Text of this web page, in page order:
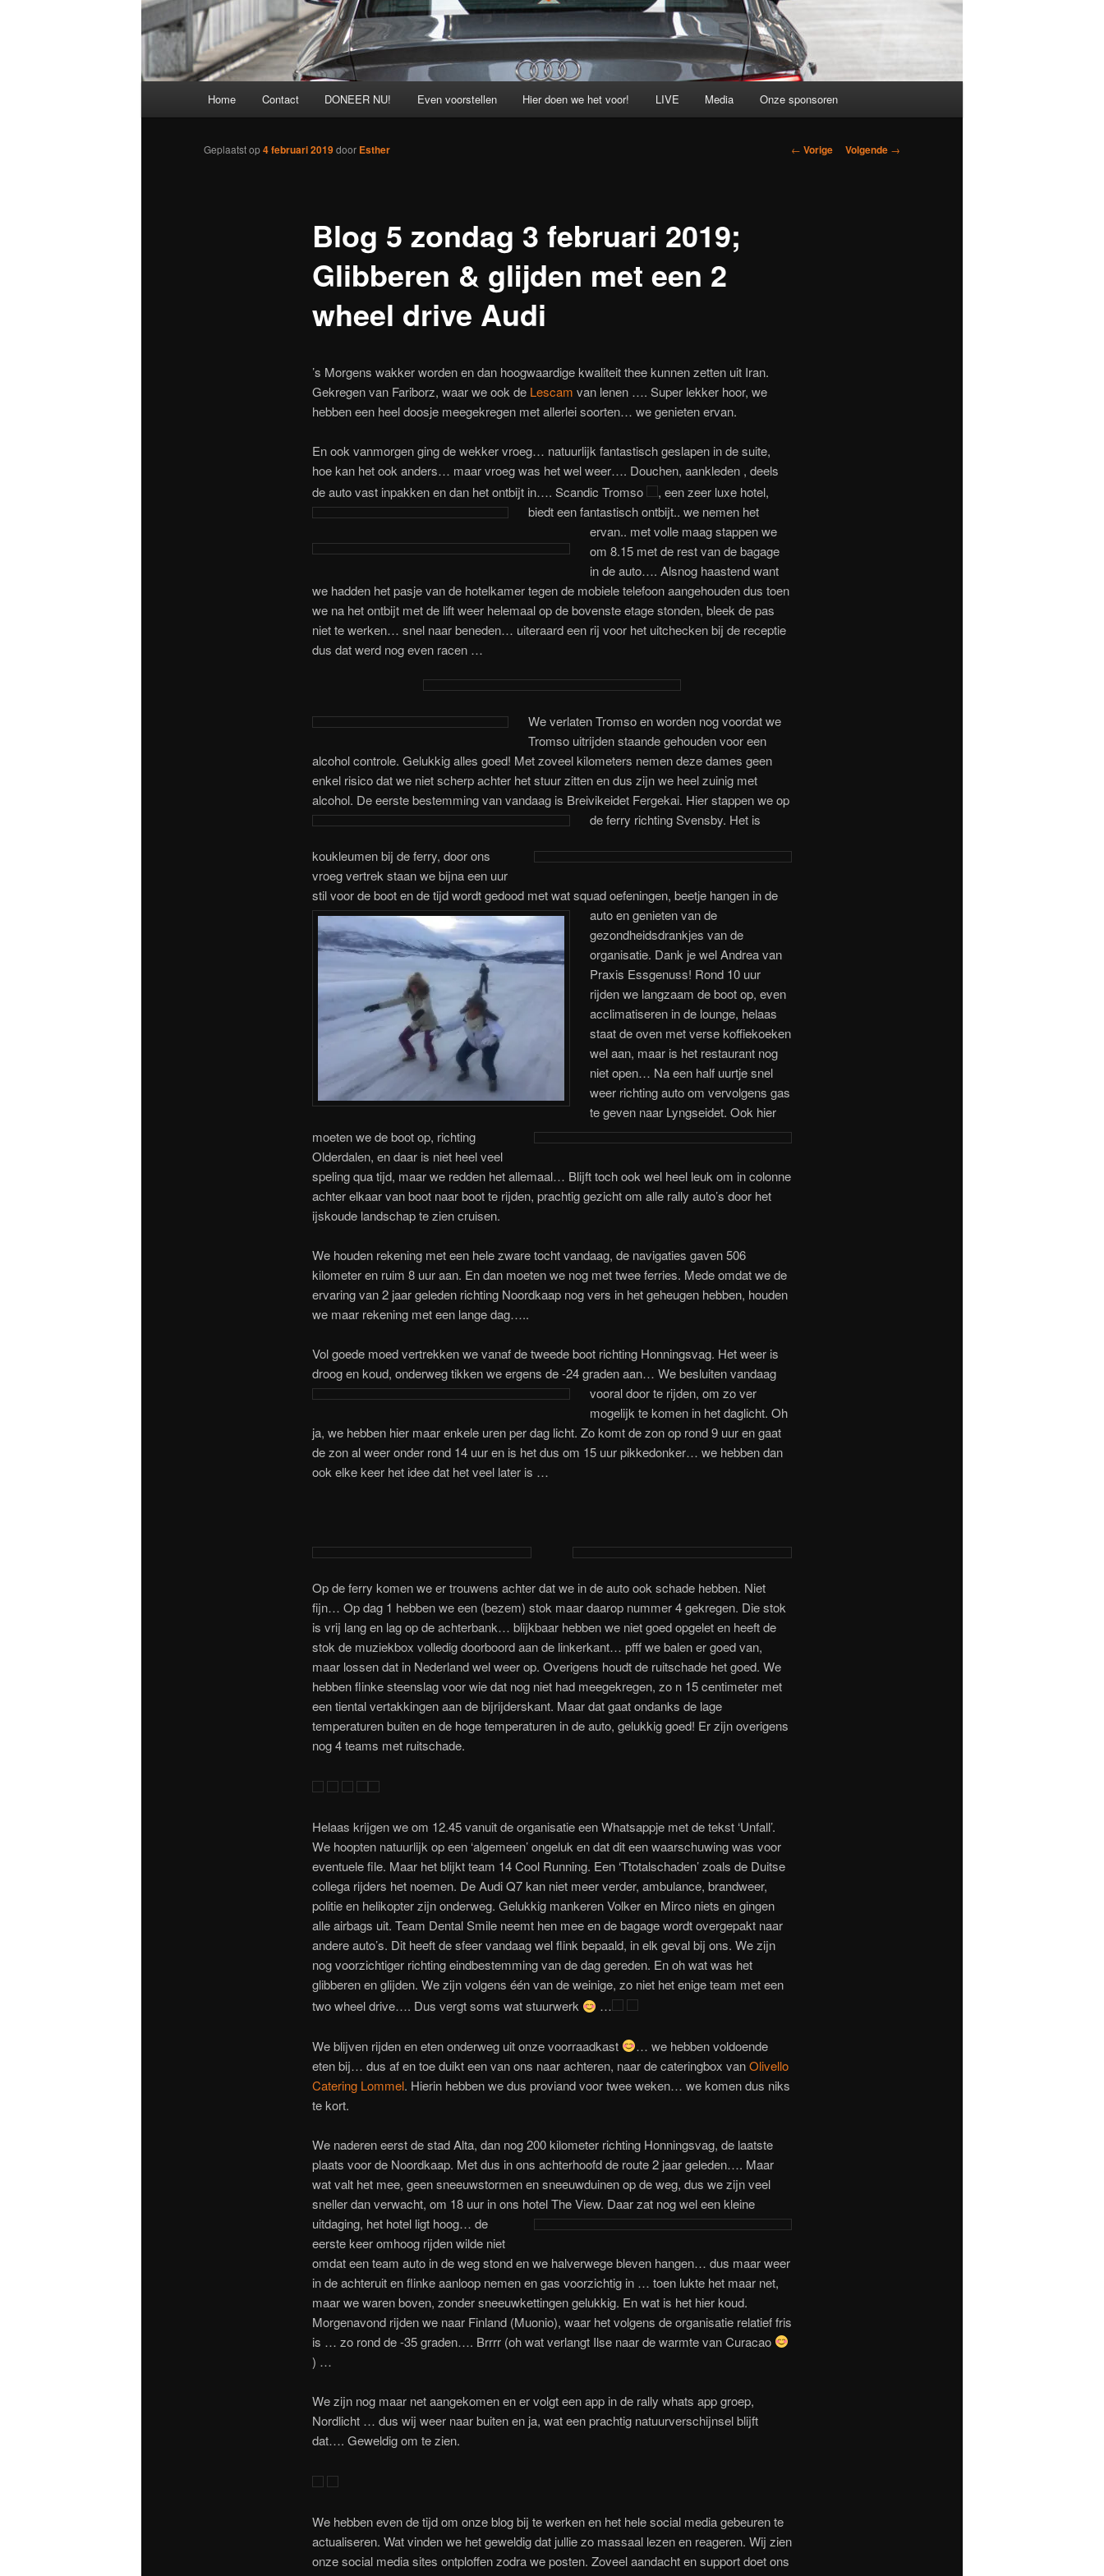
Home Contact DONEER NU! Even voorstellen Hier doen we het voor! LIVE Media Onze sponsoren
Berichtnavigatie
← Vorige Volgende →
Blog 5 zondag 3 februari 2019;
Glibberen & glijden met een 2
wheel drive Audi
Geplaatst op4 februari 2019door Esther
’s Morgens wakker worden en dan hoogwaardige kwaliteit thee kunnen zetten uit Iran.
Gekregen van Fariborz, waar we ook de Lescam van lenen …. Super lekker hoor, we
hebben een heel doosje meegekregen met allerlei soorten… we genieten ervan.
En ook vanmorgen ging de wekker vroeg… natuurlijk fantastisch geslapen in de suite,
hoe kan het ook anders… maar vroeg was het wel weer…. Douchen, aankleden , deels
de auto vast inpakken en dan het ontbijt in…. Scandic Tromso
, een zeer luxe hotel,
biedt een fantastisch ontbijt.. we nemen het
ervan.. met volle maag stappen we
om 8.15 met de rest van de bagage
in de auto…. Alsnog haastend want
we hadden het pasje van de hotelkamer tegen de mobiele telefoon aangehouden dus toen
we na het ontbijt met de lift weer helemaal op de bovenste etage stonden, bleek de pas
niet te werken… snel naar beneden… uiteraard een rij voor het uitchecken bij de receptie
dus dat werd nog even racen …
We verlaten Tromso en worden nog voordat we
Tromso uitrijden staande gehouden voor een
alcohol controle. Gelukkig alles goed! Met zoveel kilometers nemen deze dames geen
enkel risico dat we niet scherp achter het stuur zitten en dus zijn we heel zuinig met
alcohol. De eerste bestemming van vandaag is Breivikeidet Fergekai. Hier stappen we op
de ferry richting Svensby. Het is
koukleumen bij de ferry, door ons
vroeg vertrek staan we bijna een uur
stil voor de boot en de tijd wordt gedood met wat squad oefeningen, beetje hangen in de
auto en genieten van de
gezondheidsdrankjes van de
organisatie. Dank je wel Andrea van
Praxis Essgenuss! Rond 10 uur
rijden we langzaam de boot op, even
acclimatiseren in de lounge, helaas
staat de oven met verse koffiekoeken
wel aan, maar is het restaurant nog
niet open… Na een half uurtje snel
weer richting auto om vervolgens gas
te geven naar Lyngseidet. Ook hier
moeten we de boot op, richting
Olderdalen, en daar is niet heel veel
speling qua tijd, maar we redden het allemaal… Blijft toch ook wel heel leuk om in colonne
achter elkaar van boot naar boot te rijden, prachtig gezicht om alle rally auto’s door het
ijskoude landschap te zien cruisen.
We houden rekening met een hele zware tocht vandaag, de navigaties gaven 506
kilometer en ruim 8 uur aan. En dan moeten we nog met twee ferries. Mede omdat we de
ervaring van 2 jaar geleden richting Noordkaap nog vers in het geheugen hebben, houden
we maar rekening met een lange dag…..
Vol goede moed vertrekken we vanaf de tweede boot richting Honningsvag. Het weer is
droog en koud, onderweg tikken we ergens de -24 graden aan… We besluiten vandaag
vooral door te rijden, om zo ver
mogelijk te komen in het daglicht. Oh
ja, we hebben hier maar enkele uren per dag licht. Zo komt de zon op rond 9 uur en gaat
de zon al weer onder rond 14 uur en is het dus om 15 uur pikkedonker… we hebben dan
ook elke keer het idee dat het veel later is …
Op de ferry komen we er trouwens achter dat we in de auto ook schade hebben. Niet
fijn… Op dag 1 hebben we een (bezem) stok maar daarop nummer 4 gekregen. Die stok
is vrij lang en lag op de achterbank… blijkbaar hebben we niet goed opgelet en heeft de
stok de muziekbox volledig doorboord aan de linkerkant… pfff we balen er goed van,
maar lossen dat in Nederland wel weer op. Overigens houdt de ruitschade het goed. We
hebben flinke steenslag voor wie dat nog niet had meegekregen, zo n 15 centimeter met
een tiental vertakkingen aan de bijrijderskant. Maar dat gaat ondanks de lage
temperaturen buiten en de hoge temperaturen in de auto, gelukkig goed! Er zijn overigens
nog 4 teams met ruitschade.
Helaas krijgen we om 12.45 vanuit de organisatie een Whatsappje met de tekst ‘Unfall’.
We hoopten natuurlijk op een ‘algemeen’ ongeluk en dat dit een waarschuwing was voor
eventuele file. Maar het blijkt team 14 Cool Running. Een ‘Ttotalschaden’ zoals de Duitse
collega rijders het noemen. De Audi Q7 kan niet meer verder, ambulance, brandweer,
politie en helikopter zijn onderweg. Gelukkig mankeren Volker en Mirco niets en gingen
alle airbags uit. Team Dental Smile neemt hen mee en de bagage wordt overgepakt naar
andere auto’s. Dit heeft de sfeer vandaag wel flink bepaald, in elk geval bij ons. We zijn
nog voorzichtiger richting eindbestemming van de dag gereden. En oh wat was het
glibberen en glijden. We zijn volgens één van de weinige, zo niet het enige team met een
two wheel drive…. Dus vergt soms wat stuurwerk
…
We blijven rijden en eten onderweg uit onze voorraadkast
… we hebben voldoende
eten bij… dus af en toe duikt een van ons naar achteren, naar de cateringbox vanOlivello
Catering Lommel. Hierin hebben we dus proviand voor twee weken… we komen dus niks
te kort.
We naderen eerst de stad Alta, dan nog 200 kilometer richting Honningsvag, de laatste
plaats voor de Noordkaap. Met dus in ons achterhoofd de route 2 jaar geleden…. Maar
wat valt het mee, geen sneeuwstormen en sneeuwduinen op de weg, dus we zijn veel
sneller dan verwacht, om 18 uur in ons hotel The View. Daar zat nog wel een kleine
uitdaging, het hotel ligt hoog… de
eerste keer omhoog rijden wilde niet
omdat een team auto in de weg stond en we halverwege bleven hangen… dus maar weer
in de achteruit en flinke aanloop nemen en gas voorzichtig in … toen lukte het maar net,
maar we waren boven, zonder sneeuwkettingen gelukkig. En wat is het hier koud.
Morgenavond rijden we naar Finland (Muonio), waar het volgens de organisatie relatief fris
is … zo rond de -35 graden…. Brrrr (oh wat verlangt Ilse naar de warmte van Curacao
) …
We zijn nog maar net aangekomen en er volgt een app in de rally whats app groep,
Nordlicht … dus wij weer naar buiten en ja, wat een prachtig natuurverschijnsel blijft
dat…. Geweldig om te zien.
We hebben even de tijd om onze blog bij te werken en het hele social media gebeuren te
actualiseren. Wat vinden we het geweldig dat jullie zo massaal lezen en reageren. Wij zien
onze social media sites ontploffen zodra we posten. Zoveel aandacht en support doet ons